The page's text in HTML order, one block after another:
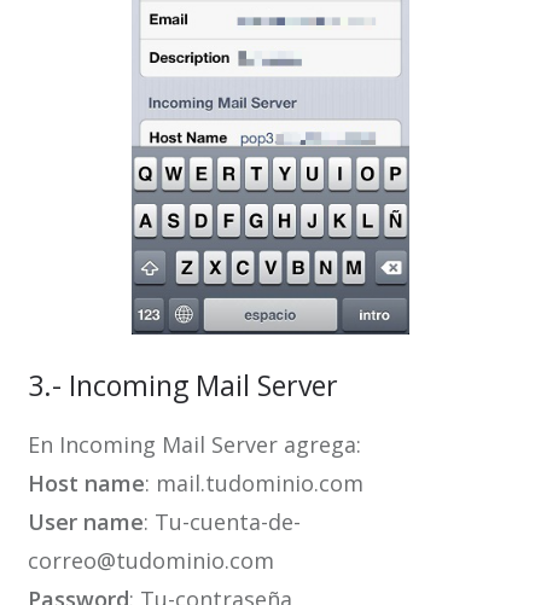
3.- Incoming Mail Server
En Incoming Mail Server agrega:
Host name: mail.tudominio.com
User name: Tu-cuenta-de-
correo@tudominio.com
Password: Tu-contraseña